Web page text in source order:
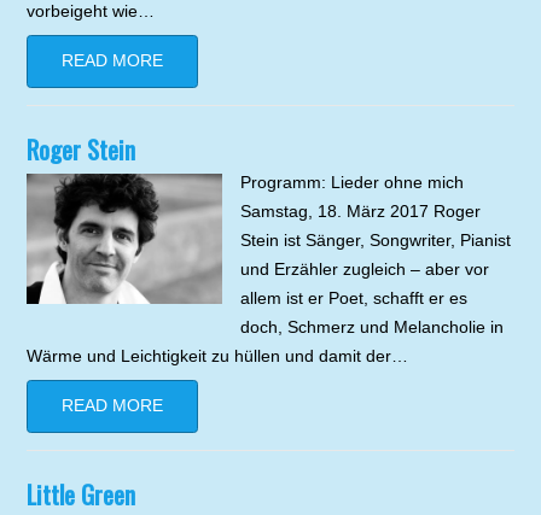
vorbeigeht wie…
READ MORE
Roger Stein
Programm: Lieder ohne mich
Samstag, 18. März 2017 Roger
Stein ist Sänger, Songwriter, Pianist
und Erzähler zugleich – aber vor
allem ist er Poet, schafft er es
doch, Schmerz und Melancholie in
Wärme und Leichtigkeit zu hüllen und damit der…
READ MORE
Little Green